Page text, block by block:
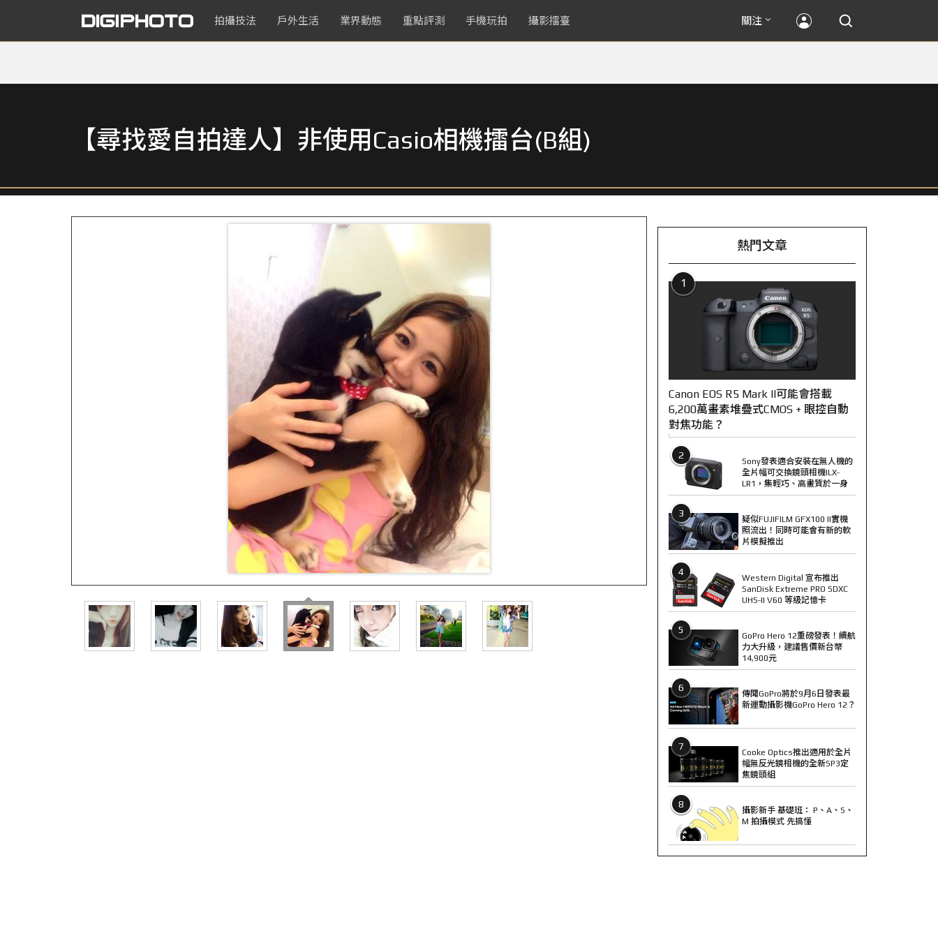
拍攝技法 戶外生活 業界動態 重點評測 手機玩拍 攝影擂臺 關注
【尋找愛自拍達人】非使用Casio相機擂台(B組)
熱門文章
1
Canon EOS R5 Mark II可能會搭載
6,200萬畫素堆疊式CMOS + 眼控自動
對焦功能？
2
Sony發表適合安裝在無人機的
全片幅可交換鏡頭相機ILX-
LR1，集輕巧、高畫質於一身
3
疑似FUJIFILM GFX100 II實機
照流出！同時可能會有新的軟
片模擬推出
4
Western Digital 宣布推出
SanDisk Extreme PRO SDXC
UHS-II V60 等級記憶卡
5
GoPro Hero 12重磅發表！續航
力大升級，建議售價新台幣
14,900元
6
傳聞GoPro將於9月6日發表最
新運動攝影機GoPro Hero 12？
7
Cooke Optics推出適用於全片
幅無反光鏡相機的全新SP3定
焦鏡頭組
8
攝影新手 基礎班： P、A、S、
M 拍攝模式 先搞懂